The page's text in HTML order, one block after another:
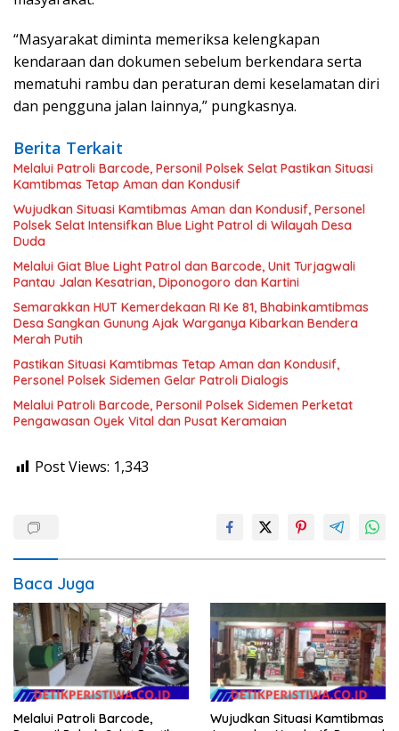
“Masyarakat diminta memeriksa kelengkapan
kendaraan dan dokumen sebelum berkendara serta
mematuhi rambu dan peraturan demi keselamatan diri
dan pengguna jalan lainnya,” pungkasnya.
Berita Terkait
Melalui Patroli Barcode, Personil Polsek Selat Pastikan Situasi
Kamtibmas Tetap Aman dan Kondusif
Wujudkan Situasi Kamtibmas Aman dan Kondusif, Personel
Polsek Selat Intensifkan Blue Light Patrol di Wilayah Desa
Duda
Melalui Giat Blue Light Patrol dan Barcode, Unit Turjagwali
Pantau Jalan Kesatrian, Diponogoro dan Kartini
Semarakkan HUT Kemerdekaan RI Ke 81, Bhabinkamtibmas
Desa Sangkan Gunung Ajak Warganya Kibarkan Bendera
Merah Putih
Pastikan Situasi Kamtibmas Tetap Aman dan Kondusif,
Personel Polsek Sidemen Gelar Patroli Dialogis
Melalui Patroli Barcode, Personil Polsek Sidemen Perketat
Pengawasan Oyek Vital dan Pusat Keramaian
Post Views: 1,343
Baca Juga
Melalui Patroli Barcode,
Wujudkan Situasi Kamtibmas